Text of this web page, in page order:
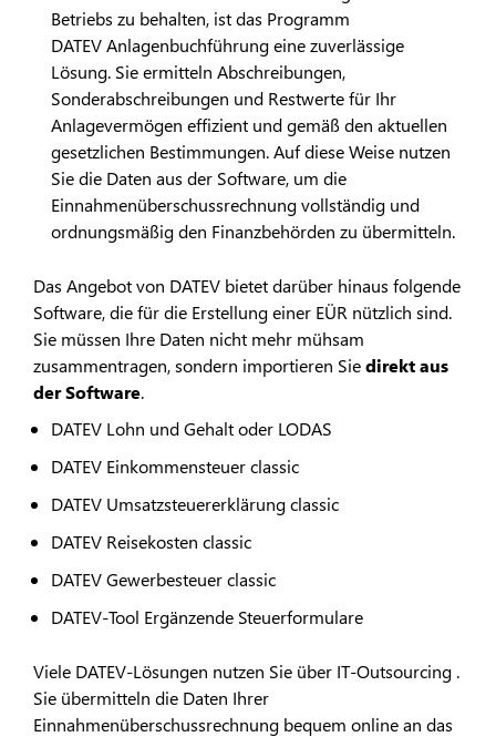
Betriebs zu behalten, ist das Programm
DATEV Anlagenbuchführung eine zuverlässige
Lösung. Sie ermitteln Abschreibungen,
Sonderabschreibungen und Restwerte für Ihr
Anlagevermögen effizient und gemäß den aktuellen
gesetzlichen Bestimmungen. Auf diese Weise nutzen
Sie die Daten aus der Software, um die
Einnahmenüberschussrechnung vollständig und
ordnungsmäßig den Finanzbehörden zu übermitteln.
Das Angebot von DATEV bietet darüber hinaus folgende
Software, die für die Erstellung einer EÜR nützlich sind.
Sie müssen Ihre Daten nicht mehr mühsam
zusammentragen, sondern importieren Siedirekt aus
der Software.
DATEV Lohn und Gehalt oder LODAS
DATEV Einkommensteuer classic
DATEV Umsatzsteuererklärung classic
DATEV Reisekosten classic
DATEV Gewerbesteuer classic
DATEV-Tool Ergänzende Steuerformulare
Viele DATEV-Lösungen nutzen Sie über IT-Outsourcing .
Sie übermitteln die Daten Ihrer
Einnahmenüberschussrechnung bequem online an das